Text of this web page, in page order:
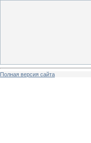
Полная версия сайта